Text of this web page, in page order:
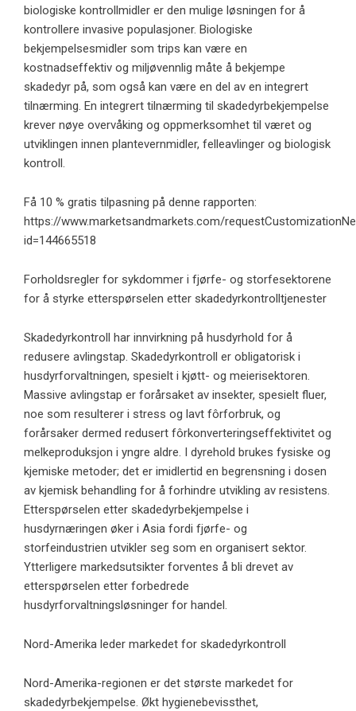
biologiske kontrollmidler er den mulige løsningen for å
kontrollere invasive populasjoner. Biologiske
bekjempelsesmidler som trips kan være en
kostnadseffektiv og miljøvennlig måte å bekjempe
skadedyr på, som også kan være en del av en integrert
tilnærming. En integrert tilnærming til skadedyrbekjempelse
krever nøye overvåking og oppmerksomhet til været og
utviklingen innen plantevernmidler, felleavlinger og biologisk
kontroll.
Få 10 % gratis tilpasning på denne rapporten:
https://www.marketsandmarkets.com/
id=144665518
Forholdsregler for sykdommer i fjørfe- og storfesektorene
for å styrke etterspørselen etter skadedyrkontrolltjenester
Skadedyrkontroll har innvirkning på husdyrhold for å
redusere avlingstap. Skadedyrkontroll er obligatorisk i
husdyrforvaltningen, spesielt i kjøtt- og meierisektoren.
Massive avlingstap er forårsaket av insekter, spesielt fluer,
noe som resulterer i stress og lavt fôrforbruk, og
forårsaker dermed redusert fôrkonverteringseffektivitet og
melkeproduksjon i yngre aldre. I dyrehold brukes fysiske og
kjemiske metoder; det er imidlertid en begrensning i dosen
av kjemisk behandling for å forhindre utvikling av resistens.
Etterspørselen etter skadedyrbekjempelse i
husdyrnæringen øker i Asia fordi fjørfe- og
storfeindustrien utvikler seg som en organisert sektor.
Ytterligere markedsutsikter forventes å bli drevet av
etterspørselen etter forbedrede
husdyrforvaltningsløsninger for handel.
Nord-Amerika leder markedet for skadedyrkontroll
Nord-Amerika-regionen er det største markedet for
skadedyrbekjempelse. Økt hygienebevissthet,